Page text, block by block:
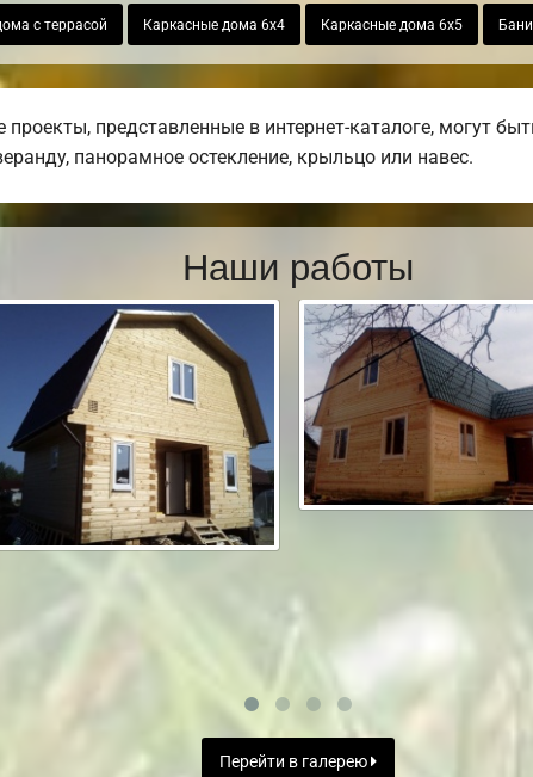
с террасой Каркасные дома 6х4 Каркасные дома 6х5
проекты, представленные в интернет-каталоге, могут
панорамное остекление, крыльцо или навес.
Наши работы
Перейти в галерею